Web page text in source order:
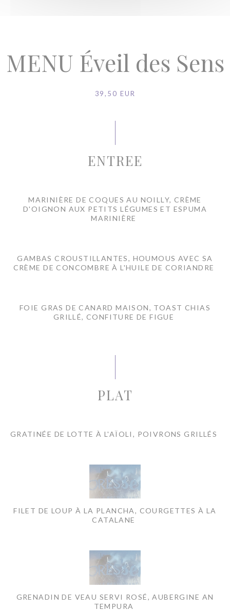
MENU Éveil des Sens
39,50 EUR
ENTREE
MARINIÈRE DE COQUES AU NOILLY, CRÈME
D'OIGNON AUX PETITS LÉGUMES ET ESPUMA
MARINIÈRE
GAMBAS CROUSTILLANTES, HOUMOUS AVEC SA
CRÈME DE CONCOMBRE À L'HUILE DE CORIANDRE
FOIE GRAS DE CANARD MAISON, TOAST CHIAS
GRILLÉ, CONFITURE DE FIGUE
PLAT
GRATINÉE DE LOTTE À L'AÏOLI, POIVRONS GRILLÉS
FILET DE LOUP À LA PLANCHA, COURGETTES À LA
CATALANE
GRENADIN DE VEAU SERVI ROSÉ, AUBERGINE AN
TEMPURA